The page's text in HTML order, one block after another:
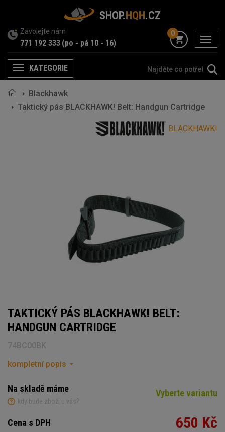
SHOP.HQH.CZ
Zavolejte nám
771 192 333 (po - pá 10 - 16) menu
0
MenuKATEGORIE
Blackhawk
Taktický pás BLACKHAWK! Belt: Handgun Cartridge
BLACKHAWK!
TAKTICKÝ PÁS BLACKHAWK! BELT:
HANDGUN CARTRIDGE
74BC00BK
kompletní popis
Na skladě máme
kdy bude zboží u vás?
Vyberte variantu
Cena s DPH 650 Kč